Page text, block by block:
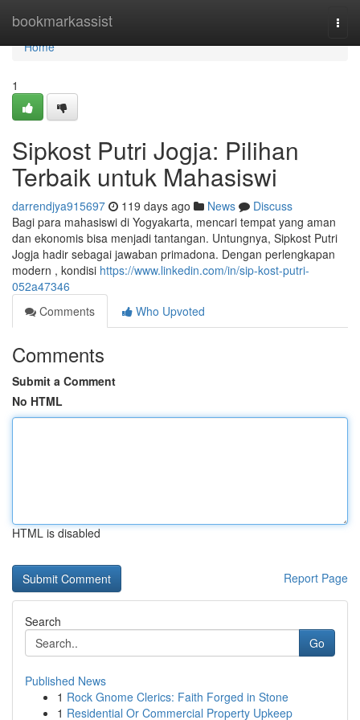
bookmarkassist
Home
Home
1
Sipkost Putri Jogja: Pilihan
Terbaik untuk Mahasiswi
darrendjya915697 119 days ago News
Discuss
Bagi para mahasiswi di Yogyakarta, mencari tempat yang aman
dan ekonomis bisa menjadi tantangan. Untungnya, Sipkost Putri
Jogja hadir sebagai jawaban primadona. Dengan perlengkapan
modern , kondisi https://www.linkedin.com/in/sip-kost-putri-
052a47346
Comments
Who Upvoted
Comments
Submit a Comment
No HTML
HTML is disabled
Report Page
Search
Go
Published News
1 Rock Gnome Clerics: Faith Forged in Stone
1 Residential Or Commercial Property Upkeep